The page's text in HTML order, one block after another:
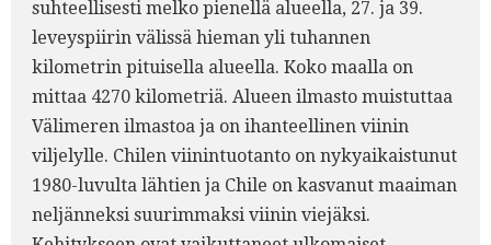
suhteellisesti melko pienellä alueella, 27. ja 39.
leveyspiirin välissä hieman yli tuhannen
kilometrin pituisella alueella. Koko maalla on
mittaa 4270 kilometriä. Alueen ilmasto muistuttaa
Välimeren ilmastoa ja on ihanteellinen viinin
viljelylle. Chilen viinintuotanto on nykyaikaistunut
1980-luvulta lähtien ja Chile on kasvanut maaiman
neljänneksi suurimmaksi viinin viejäksi.